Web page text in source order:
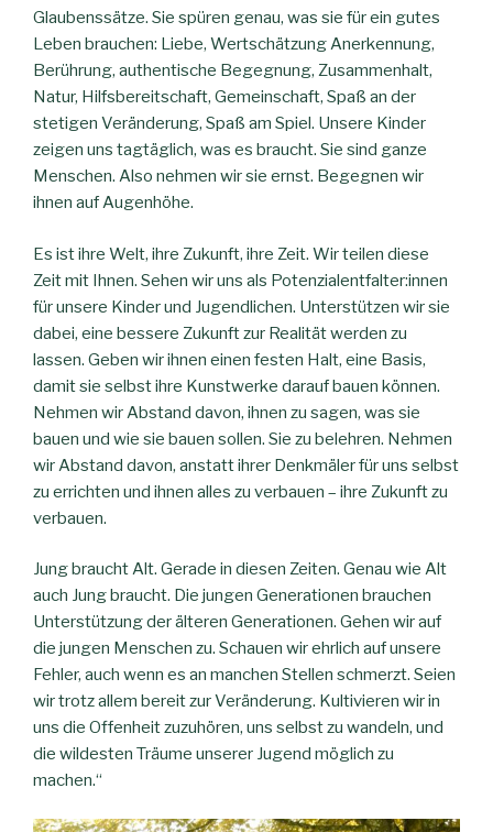
Glaubenssätze. Sie spüren genau, was sie für ein gutes
Leben brauchen: Liebe, Wertschätzung Anerkennung,
Berührung, authentische Begegnung, Zusammenhalt,
Natur, Hilfsbereitschaft, Gemeinschaft, Spaß an der
stetigen Veränderung, Spaß am Spiel. Unsere Kinder
zeigen uns tagtäglich, was es braucht. Sie sind ganze
Menschen. Also nehmen wir sie ernst. Begegnen wir
ihnen auf Augenhöhe.
Es ist ihre Welt, ihre Zukunft, ihre Zeit. Wir teilen diese
Zeit mit Ihnen. Sehen wir uns als Potenzialentfalter:innen
für unsere Kinder und Jugendlichen. Unterstützen wir sie
dabei, eine bessere Zukunft zur Realität werden zu
lassen. Geben wir ihnen einen festen Halt, eine Basis,
damit sie selbst ihre Kunstwerke darauf bauen können.
Nehmen wir Abstand davon, ihnen zu sagen, was sie
bauen und wie sie bauen sollen. Sie zu belehren. Nehmen
wir Abstand davon, anstatt ihrer Denkmäler für uns selbst
zu errichten und ihnen alles zu verbauen – ihre Zukunft zu
verbauen.
Jung braucht Alt. Gerade in diesen Zeiten. Genau wie Alt
auch Jung braucht. Die jungen Generationen brauchen
Unterstützung der älteren Generationen. Gehen wir auf
die jungen Menschen zu. Schauen wir ehrlich auf unsere
Fehler, auch wenn es an manchen Stellen schmerzt. Seien
wir trotz allem bereit zur Veränderung. Kultivieren wir in
uns die Offenheit zuzuhören, uns selbst zu wandeln, und
die wildesten Träume unserer Jugend möglich zu
machen.“